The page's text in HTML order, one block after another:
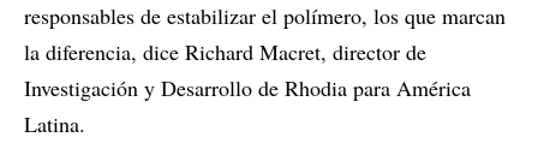
responsables de estabilizar el polímero, los que marcan
la diferencia, dice Richard Macret, director de
Investigación y Desarrollo de Rhodia para América
Latina.